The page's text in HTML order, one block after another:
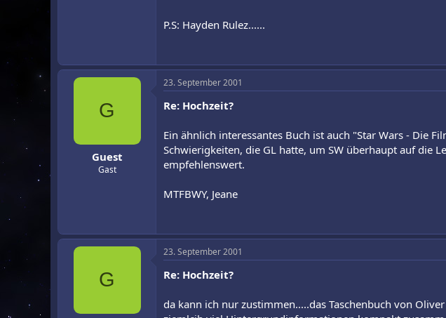
P.S: Hayden Rulez......
G
Guest
Gast
23. September 2001
Re: Hochzeit?
Ein ähnlich interessantes Buch ist auch "Star Wars - Die
Schwierigkeiten, die GL hatte, um SW überhaupt auf die
empfehlenswert.
MTFBWY, Jeane
G
23. September 2001
Re: Hochzeit?
da kann ich nur zustimmen.....das Taschenbuch von